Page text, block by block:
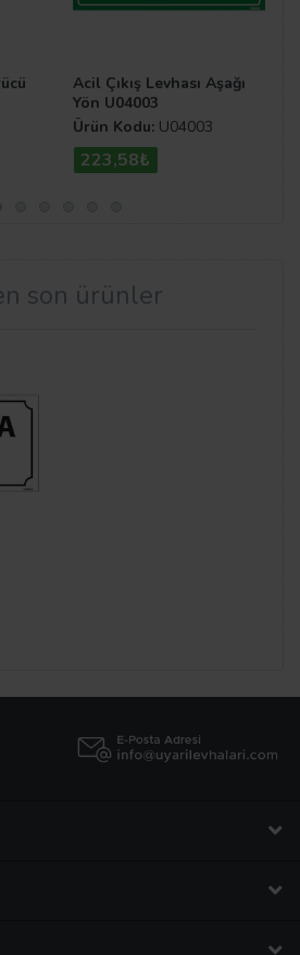
Acil Çıkış Levhası Aşağı
Yön U04003
Ürün Kodu: U04003
223,58₺
son ürünler